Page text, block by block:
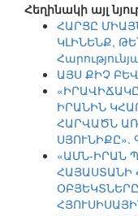
Հեղինակի այլ
ՀԱՐՑԸ
ԿԼԻՆԵՆՔ,
ԱՅՍ ՔԻՉ
ԻՐԱՆԻՆ
ՀԱՐՎԱԾՆ
ՍՅՈՒՆԻՔԸ».
«ԱՄՆ-ԻՐԱՆ
ՀԱՅԱՍՏԱՆԻ